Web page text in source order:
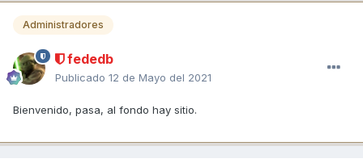
Administradores
fededb
Publicado 12 de Mayo del 2021
Bienvenido, pasa, al fondo hay sitio.